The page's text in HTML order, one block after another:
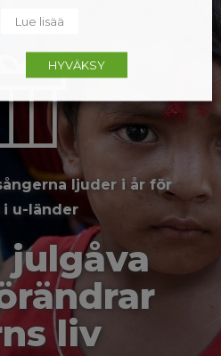
ljuder i år för
i u-länder
julgåva
liv
Lue lisää
HYVÄKSY